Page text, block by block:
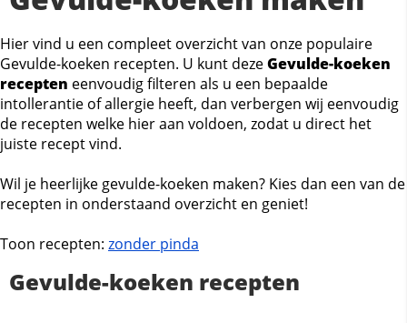
Hier vind u een compleet overzicht van onze populaire
Gevulde-koeken recepten. U kunt dezeGevulde-koeken
recepten eenvoudig filteren als u een bepaalde
intollerantie of allergie heeft, dan verbergen wij eenvoudig
de recepten welke hier aan voldoen, zodat u direct het
juiste recept vind.
Wil je heerlijke gevulde-koeken maken? Kies dan een van de
recepten in onderstaand overzicht en geniet!
Toon recepten: zonder pinda
Gevulde-koeken recepten